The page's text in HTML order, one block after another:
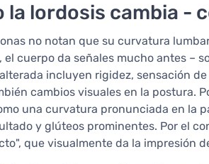
la lordosis cambia -
no notan que su curvatura
el cuerpo da señales mucho antes –
incluyen rigidez, sensación
cambios visuales en la postura.
una curvatura pronunciada en la
y glúteos prominentes. Por el
que visualmente da la impresión